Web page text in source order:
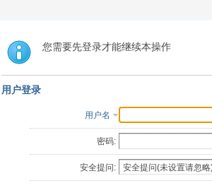
您需要先登录才能继续本操作
用户登录
用户名
密码:
安全提问: